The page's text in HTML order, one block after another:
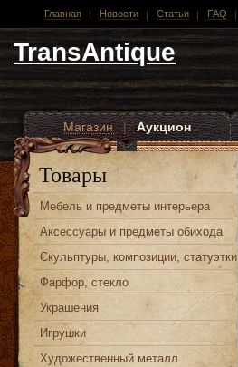
Главная Новости Статьи FAQ
TransAntique
Магазин | Аукцион
Другие стили
Товары
Мебель и предметы интерьера
Аксессуары и предметы обихода
Скульптуры, композиции, статуэтки
Фарфор, стекло
Украшения
Игрушки
Художественный металл